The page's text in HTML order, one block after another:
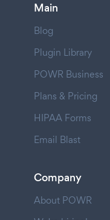
Main
Blog
Plugin Library
POWR Business
Plans & Pricing
HIPAA Forms
Email Blast
Company
About POWR